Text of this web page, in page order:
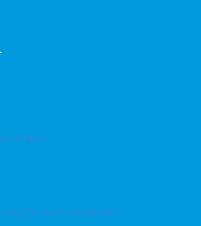
Starten Comunicação